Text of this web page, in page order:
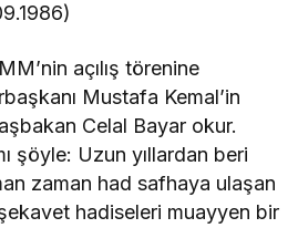
açılış törenine
Mustafa Kemal’in
Celal Bayar okur.
şöyle: Uzun yıllardan beri
zaman had safhaya ulaşan
hadiseleri muayyen bir